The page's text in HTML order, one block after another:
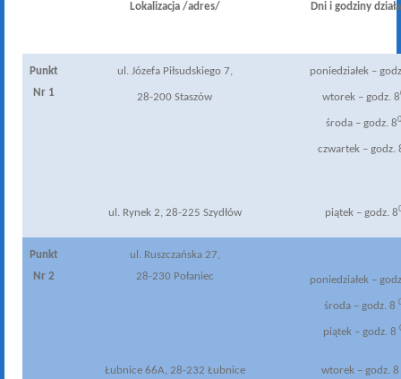
Lokalizacja /adres/ Dni i godziny
Punkt
Nr 1
ul. Józefa Piłsudskiego 7,
28-200 Staszów
poniedziałek –
wtorek – godz. 8
środa – godz. 8
czwartek – godz.
ul. Rynek 2, 28-225 Szydłów piątek – godz. 8
Punkt
Nr 2
ul. Ruszczańska 27,
28-230 Połaniec
poniedziałek –
środa – godz. 8
piątek – godz. 8
Łubnice 66A, 28-232 Łubnice wtorek – godz. 8